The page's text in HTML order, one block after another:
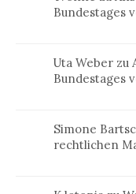
Bundestages
Uta Weber zu
Bundestages
Simone
rechtlichen